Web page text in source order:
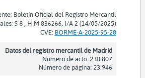
Boletín Oficial del Registro Mercantil
S 8 , H M 836266, I/A 2 (14/05/2025)
CVE: BORME-A-2025-95-28
Datos del registro mercantil de Madrid
Número de acto: 230.807
Número de página: 23.946